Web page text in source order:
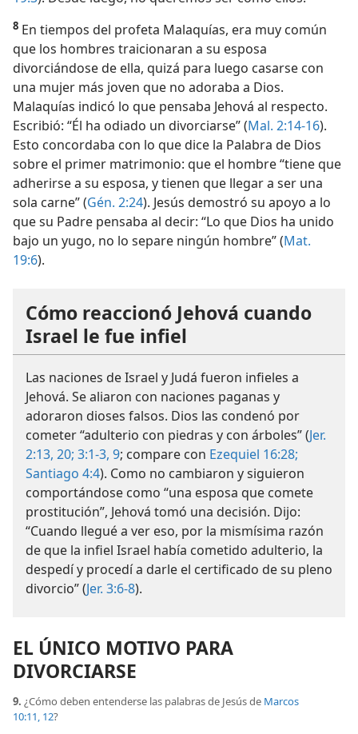
8 En tiempos del profeta Malaquías, era muy común
que los hombres traicionaran a su esposa
divorciándose de ella, quizá para luego casarse con
una mujer más joven que no adoraba a Dios.
Malaquías indicó lo que pensaba Jehová al respecto.
Escribió: “Él ha odiado un divorciarse” (Mal. 2:14-16).
Esto concordaba con lo que dice la Palabra de Dios
sobre el primer matrimonio: que el hombre “tiene que
adherirse a su esposa, y tienen que llegar a ser una
sola carne” (Gén. 2:24). Jesús demostró su apoyo a lo
que su Padre pensaba al decir: “Lo que Dios ha unido
bajo un yugo, no lo separe ningún hombre” (Mat.
19:6).
Cómo reaccionó Jehová cuando
Israel le fue infiel
Las naciones de Israel y Judá fueron infieles a
Jehová. Se aliaron con naciones paganas y
adoraron dioses falsos. Dios las condenó por
cometer “adulterio con piedras y con árboles” (Jer.
2:13, 20; 3:1-3, 9; compare con Ezequiel 16:28;
Santiago 4:4). Como no cambiaron y siguieron
comportándose como “una esposa que comete
prostitución”, Jehová tomó una decisión. Dijo:
“Cuando llegué a ver eso, por la mismísima razón
de que la infiel Israel había cometido adulterio, la
despedí y procedí a darle el certificado de su pleno
divorcio” (Jer. 3:6-8).
EL ÚNICO MOTIVO PARA
DIVORCIARSE
9. ¿Cómo deben entenderse las palabras de Jesús de Marcos
10:11, 12?